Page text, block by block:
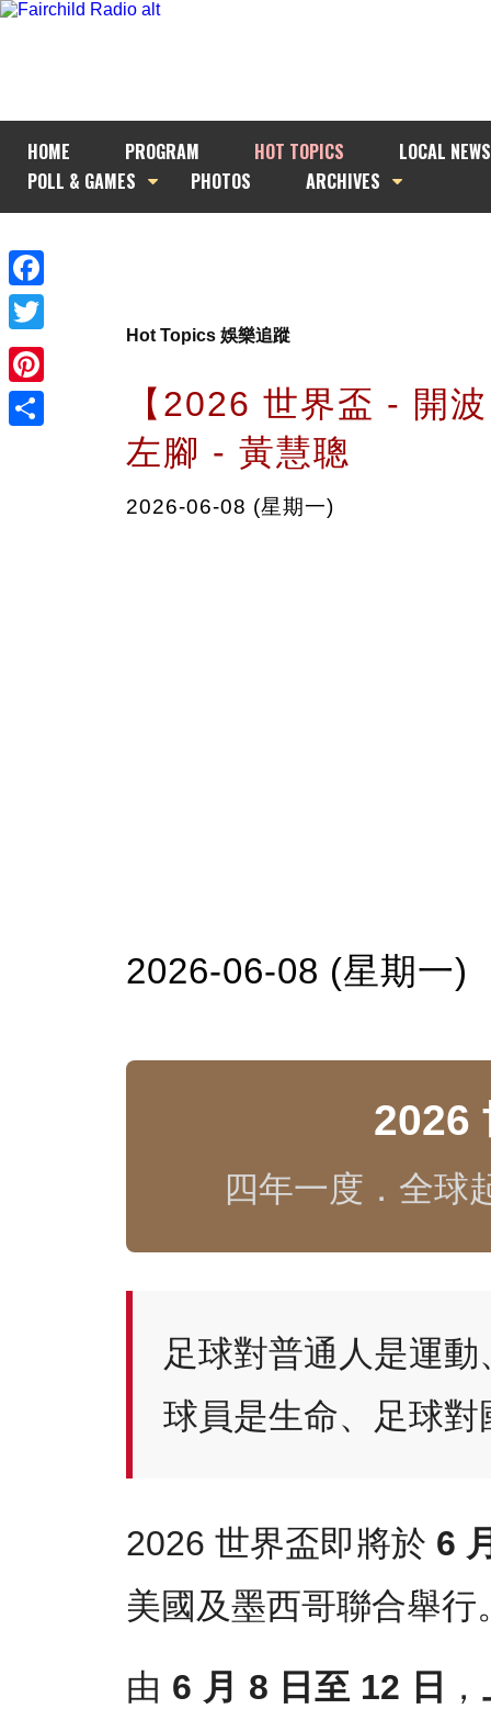
HOME PROGRAM HOT TOPICS
LOCAL NEWS
POLL & GAMES
PHOTOS ARCHIVES
Facebook
Twitter
Pinterest
Hot Topics 娛樂追蹤
【2026 世界盃 - 開
左腳 - 黃慧聰
2026-06-08 (星期一)
2026-06-08 (星期一)
2026
四年一度．全球
足球對普通人是運
球員是生命、足球
2026 世界盃即將於 6
美國及墨西哥聯合舉行
由 6 月 8 日至 12 日 ，